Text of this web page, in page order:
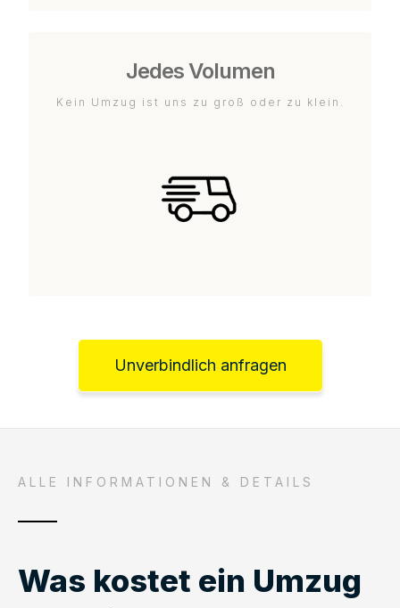
Jedes Volumen
Kein Umzug ist uns zu groß oder zu klein.
Unverbindlich anfragen
ALLE INFORMATIONEN & DETAILS
Was kostet ein Umzug